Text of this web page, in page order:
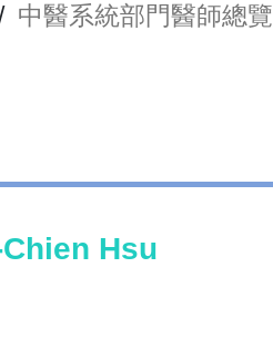
中醫系統部門醫師總覽
Hsu